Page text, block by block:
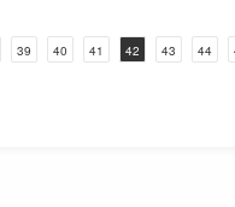
39 40 41 42 43 44